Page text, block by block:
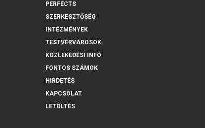
PERFECTS
SZERKESZTŐSÉG
INTÉZMÉNYEK
TESTVÉRVÁROSOK
KÖZLEKEDÉSI INFÓ
FONTOS SZÁMOK
HIRDETÉS
KAPCSOLAT
LETÖLTÉS